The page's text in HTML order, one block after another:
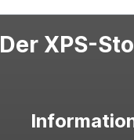
Der XPS-